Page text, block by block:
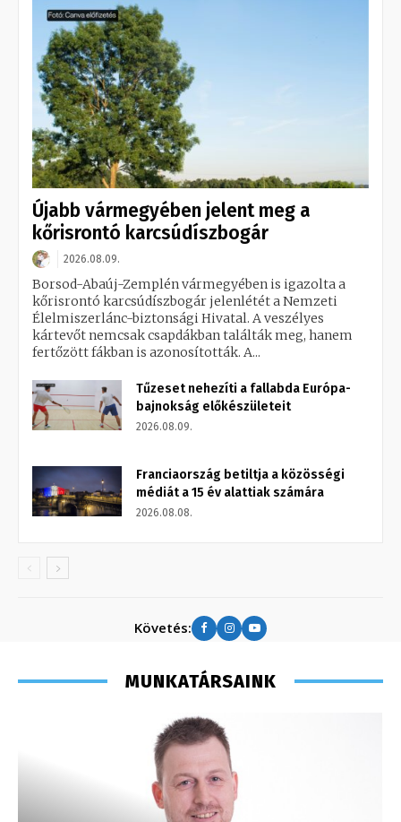
Újabb vármegyében jelent meg a
kőrisrontó karcsúdíszbogár
2026.08.09.
Borsod-Abaúj-Zemplén vármegyében is igazolta a
kőrisrontó karcsúdíszbogár jelenlétét a Nemzeti
Élelmiszerlánc-biztonsági Hivatal. A veszélyes
kártevőt nemcsak csapdákban találták meg, hanem
fertőzött fákban is azonosították. A...
Tűzeset nehezíti a fallabda Európa-
bajnokság előkészületeit
2026.08.09.
Franciaország betiltja a közösségi
médiát a 15 év alattiak számára
2026.08.08.
Követés:
MUNKATÁRSAINK